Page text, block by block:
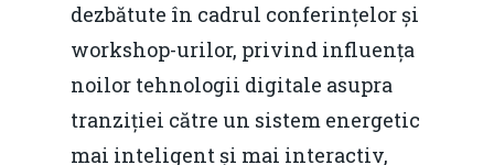
dezbătute în cadrul conferințelor și
workshop-urilor, privind influența
noilor tehnologii digitale asupra
tranziției către un sistem energetic
mai inteligent și mai interactiv,